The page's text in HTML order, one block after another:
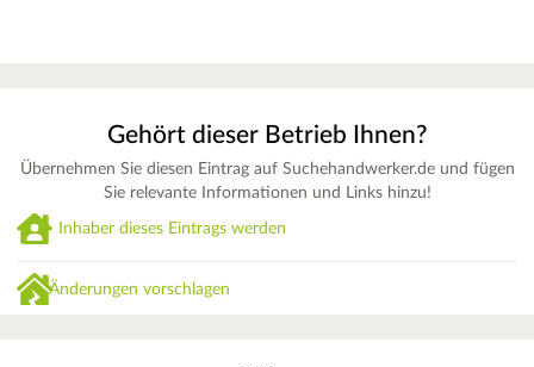
Gehört dieser Betrieb Ihnen?
Übernehmen Sie diesen Eintrag auf Suchehandwerker.de und fügen
Sie relevante Informationen und Links hinzu!
Inhaber dieses Eintrags werden
Änderungen vorschlagen